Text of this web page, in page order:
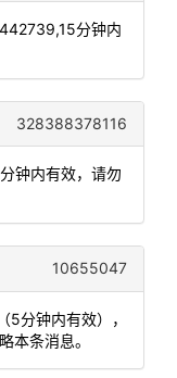
分钟内
328388378116
钟内有效，请勿
10655047
5分钟内有效），
本条消息。